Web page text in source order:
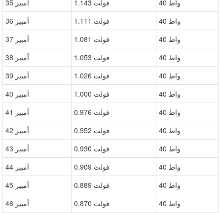
35 أمبير 1.143 فولت
40 واط
36 أمبير
1.111 فولت
40 واط
37 أمبير
1.081 فولت
40 واط
38 أمبير
1.053 فولت
40 واط
39 أمبير
1.026 فولت
40 واط
40 أمبير
1.000 فولت
40 واط
41 أمبير
0.976 فولت
40 واط
42 أمبير
0.952 فولت
40 واط
43 أمبير
0.930 فولت
40 واط
44 أمبير
0.909 فولت
40 واط
45 أمبير
0.889 فولت
40 واط
46 أمبير
0.870 فولت
40 واط